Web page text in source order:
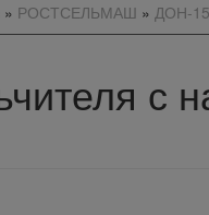
» РОСТСЕЛЬМАШ » ДОН-
с